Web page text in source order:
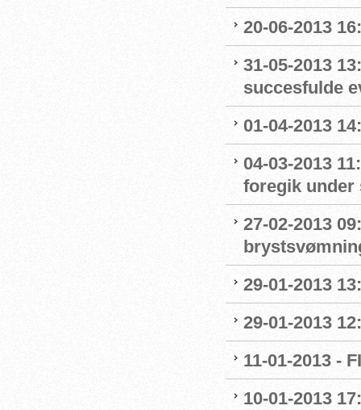
20-06-2013
31-05-2013
succesfulde
01-04-2013
04-03-2013
foregik under
27-02-2013
29-01-2013
29-01-2013
11-01-2013 -
10-01-2013